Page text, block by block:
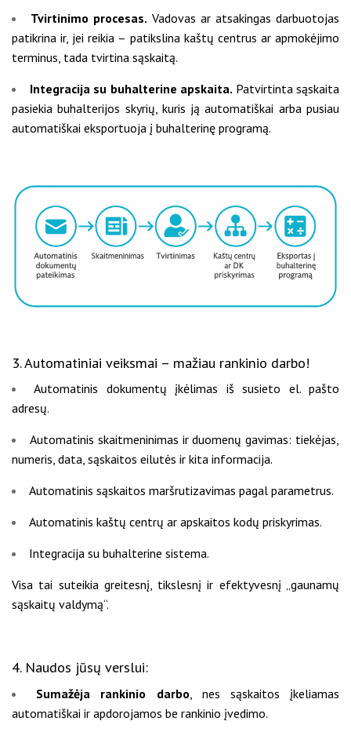
Tvirtinimo procesas. Vadovas ar atsakingas darbuotojas
patikrina ir, jei reikia – patikslina kaštų centrus ar apmokėjimo
terminus, tada tvirtina sąskaitą.
Integracija su buhalterine apskaita. Patvirtinta sąskaita
pasiekia buhalterijos skyrių, kuris ją automatiškai arba pusiau
automatiškai eksportuoja į buhalterinę programą.
3. Automatiniai veiksmai – mažiau rankinio darbo!
Automatinis dokumentų įkėlimas iš susieto el. pašto
adresų.
Automatinis skaitmeninimas ir duomenų gavimas: tiekėjas,
numeris, data, sąskaitos eilutės ir kita informacija.
Automatinis sąskaitos maršrutizavimas pagal parametrus.
Automatinis kaštų centrų ar apskaitos kodų priskyrimas.
Integracija su buhalterine sistema.
Visa tai suteikia greitesnį, tikslesnį ir efektyvesnį „gaunamų
sąskaitų valdymą“.
4. Naudos jūsų verslui:
Sumažėja rankinio darbo , nes sąskaitos įkeliamas
automatiškai ir apdorojamos be rankinio įvedimo.